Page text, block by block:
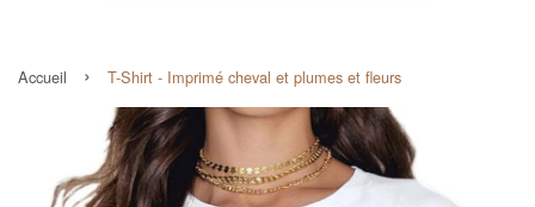
Accueil › T-Shirt - Imprimé cheval et plumes et fleurs